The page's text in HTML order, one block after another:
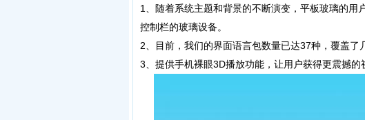
1、 随着系统主题和背景的不断演变，平板玻璃的用
控制栏的玻璃设备。
2、目前，我们的界面语言包数量已达37种，覆盖了
3、提供手机裸眼3D播放功能，让用户获得更震撼的